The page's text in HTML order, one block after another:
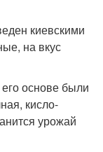
киевскими
на вкус
основе были
кисло-
урожай